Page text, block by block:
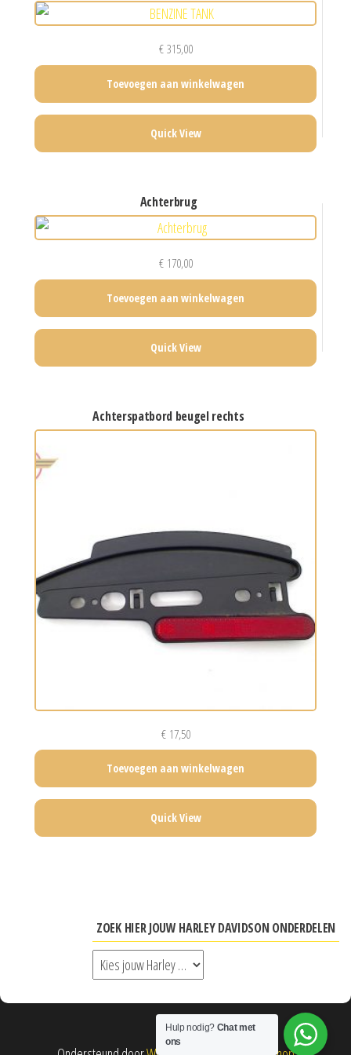
€315,00
Toevoegen aan winkelwagen
Quick View
achterbrug
€170,00
Toevoegen aan winkelwagen
Quick View
achterspatbord beugel rechts
€17,50
Toevoegen aan winkelwagen
Quick View
ZOEK HIER JOUW HARLEY DAVIDSON ONDERDELEN
Hulp nodig? Chat met
ons